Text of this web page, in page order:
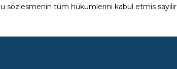
sözlesmenin tüm hükümlerini kabul etmis sayilir